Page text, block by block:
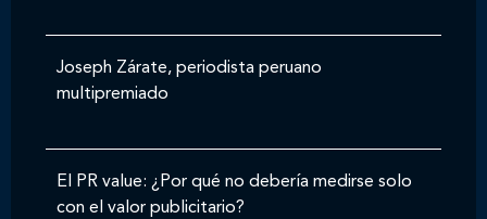
Joseph Zárate, periodista peruano
multipremiado
El PR value: ¿Por qué no debería medirse solo
con el valor publicitario?